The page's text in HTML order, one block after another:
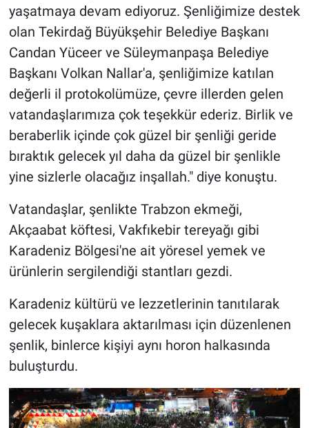
yaşatmaya devam ediyoruz. Şenliğimize destek
olan Tekirdağ Büyükşehir Belediye Başkanı
Candan Yüceer ve Süleymanpaşa Belediye
Başkanı Volkan Nallar'a, şenliğimize katılan
değerli il protokolümüze, çevre illerden gelen
vatandaşlarımıza çok teşekkür ederiz. Birlik ve
beraberlik içinde çok güzel bir şenliği geride
bıraktık gelecek yıl daha da güzel bir şenlikle
yine sizlerle olacağız inşallah." diye konuştu.
Vatandaşlar, şenlikte Trabzon ekmeği,
Akçaabat köftesi, Vakfıkebir tereyağı gibi
Karadeniz Bölgesi'ne ait yöresel yemek ve
ürünlerin sergilendiği stantları gezdi.
Karadeniz kültürü ve lezzetlerinin tanıtılarak
gelecek kuşaklara aktarılması için düzenlenen
şenlik, binlerce kişiyi aynı horon halkasında
buluşturdu.